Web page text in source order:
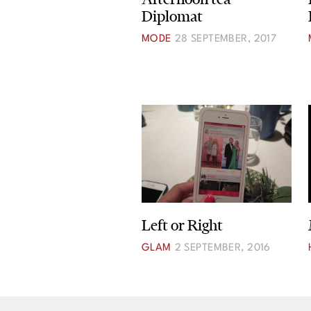
Krönikor
Livsstil
Intervjuer
Livsberättelser
Privatekonomi
Diplomat
MODE 28 SEPTEMBER, 2017
Left or Right
GLAM 2 SEPTEMBER, 2016